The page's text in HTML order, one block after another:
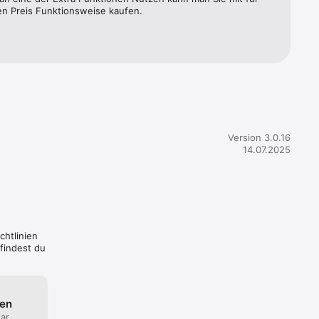
Viel
Preis Funktionsweise kaufen.
Version 3.0.16
14.07.2025
du